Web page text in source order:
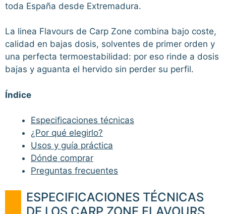
toda España desde Extremadura.
La linea Flavours de Carp Zone combina bajo coste,
calidad en bajas dosis, solventes de primer orden y
una perfecta termoestabilidad: por eso rinde a dosis
bajas y aguanta el hervido sin perder su perfil.
Índice
Especificaciones técnicas
¿Por qué elegirlo?
Usos y guía práctica
Dónde comprar
Preguntas frecuentes
ESPECIFICACIONES TÉCNICAS
DE LOS CARP ZONE FLAVOURS